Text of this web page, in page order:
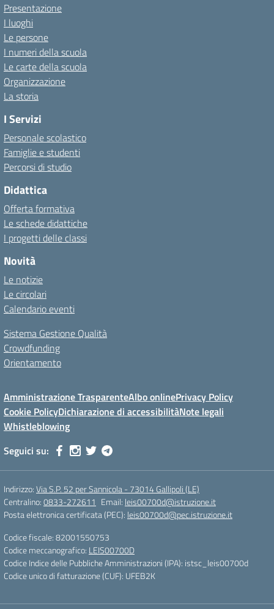
Presentazione
I luoghi
Le persone
I numeri della scuola
Le carte della scuola
Organizzazione
La storia
I Servizi
Personale scolastico
Famiglie e studenti
Percorsi di studio
Didattica
Offerta formativa
Le schede didattiche
I progetti delle classi
Novità
Le notizie
Le circolari
Calendario eventi
Sistema Gestione Qualità
Crowdfunding
Orientamento
Amministrazione TrasparenteAlbo onlinePrivacy Policy
Cookie PolicyDichiarazione di accessibilitàNote legali
Whistleblowing
Seguici su:
Indirizzo:Via S.P. 52 per Sannicola - 73014 Gallipoli (LE)
Centralino:0833-272611 Email: leis00700d@istruzione.it
Posta elettronica certificata (PEC): leis00700d@pec.istruzione.it
Codice fiscale: 82001550753
Codice meccanografico: LEIS00700D
Codice Indice delle Pubbliche Amministrazioni (IPA): istsc_leis00700d
Codice unico di fatturazione (CUF): UFEB2K